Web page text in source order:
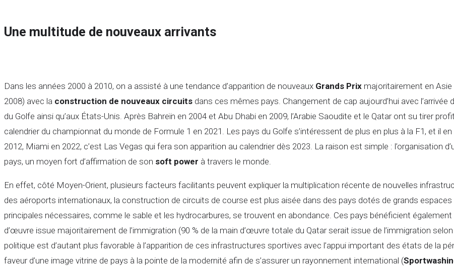
Une multitude de nouveaux arrivants
Dans les années 2000 à 2010, on a assisté à une tendance d’apparition de nouveaux Grands Prix majoritairement en Asie
2008) avec la construction de nouveaux circuits dans ces mêmes pays. Changement de cap aujourd’hui avec
du Golfe ainsi qu’aux États-Unis. Après Bahreïn en 2004 et Abu Dhabi en 2009, l’Arabie Saoudite et le Qatar ont su tirer
calendrier du championnat du monde de Formule 1 en 2021. Les pays du Golfe s’intéressent de plus en plus à la F1, et il
2012, Miami en 2022, c’est Las Vegas qui fera son apparition au calendrier dès 2023. La raison est simple : l’organisation
pays, un moyen fort d’affirmation de son soft power à travers le monde.
En effet, côté Moyen-Orient, plusieurs facteurs facilitants peuvent expliquer la multiplication récente de nouvelles
des aéroports internationaux, la construction de circuits de course est plus aisée dans des pays dotés de grands
principales nécessaires, comme le sable et les hydrocarbures, se trouvent en abondance. Ces pays bénéficient également
d’œuvre issue majoritairement de l’immigration (90 % de la main d’œuvre totale du Qatar serait issue de l’immigration
politique est d’autant plus favorable à l’apparition de ces infrastructures sportives avec l’appui important des états de la
faveur d’une image vitrine de pays à la pointe de la modernité afin de s’assurer un rayonnement international (